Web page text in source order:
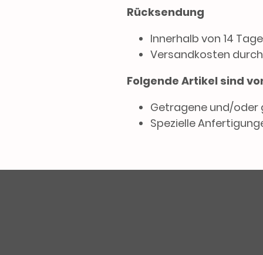
Rücksendung
Innerhalb von 14
Versandkosten
Folgende Artikel sind
Getragene und/oder
Spezielle